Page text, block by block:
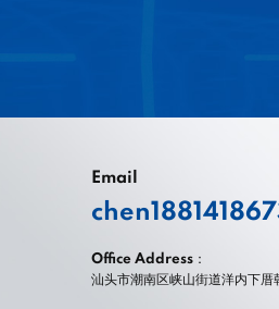
Email
Office Address：
汕头市潮南区峡山街道洋内下厝